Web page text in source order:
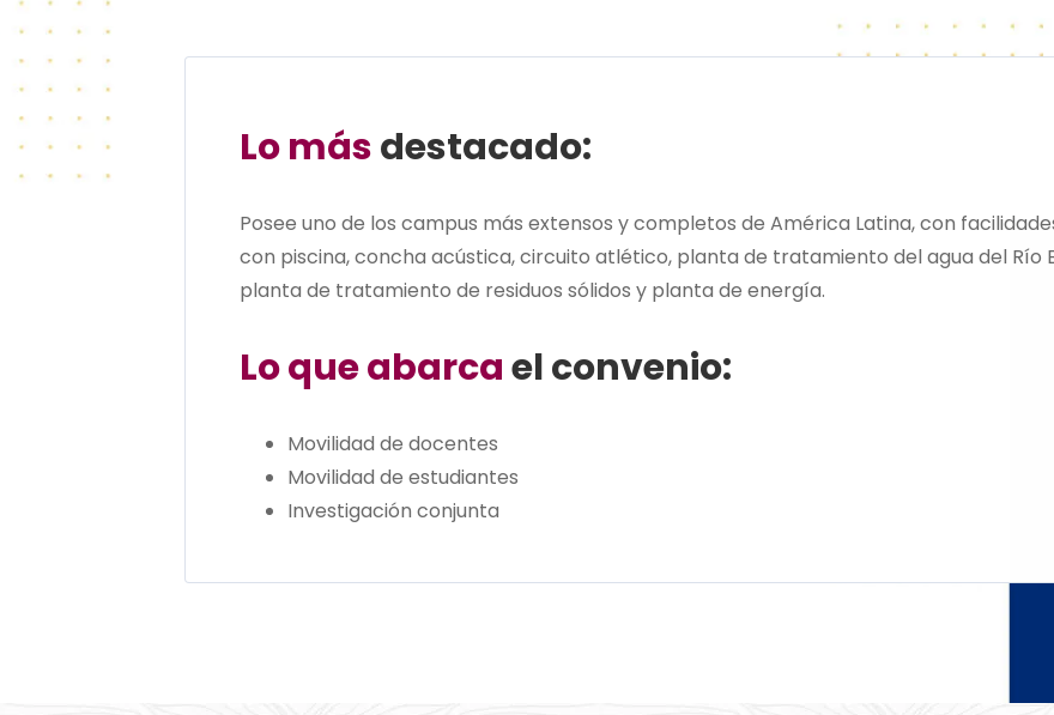
Lo másdestacado:
Posee uno de los campus más extensos y completos de América Latina, con
con piscina, concha acústica, circuito atlético, planta de tratamiento del agua del Río
planta de tratamiento de residuos sólidos y planta de energía.
Lo que abarcael convenio:
Movilidad de docentes
Movilidad de estudiantes
Investigación conjunta